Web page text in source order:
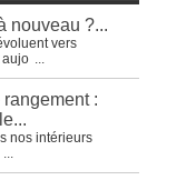
nouveau ?...
vers
aujo
:
nos intérieurs